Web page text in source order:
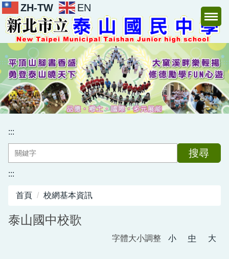
跳
到
主
要
內
容
區
ZH-TW EN
:::
搜尋
:::
首頁 校網基本資訊
泰山國中校歌
字體大小調整 小 中 大